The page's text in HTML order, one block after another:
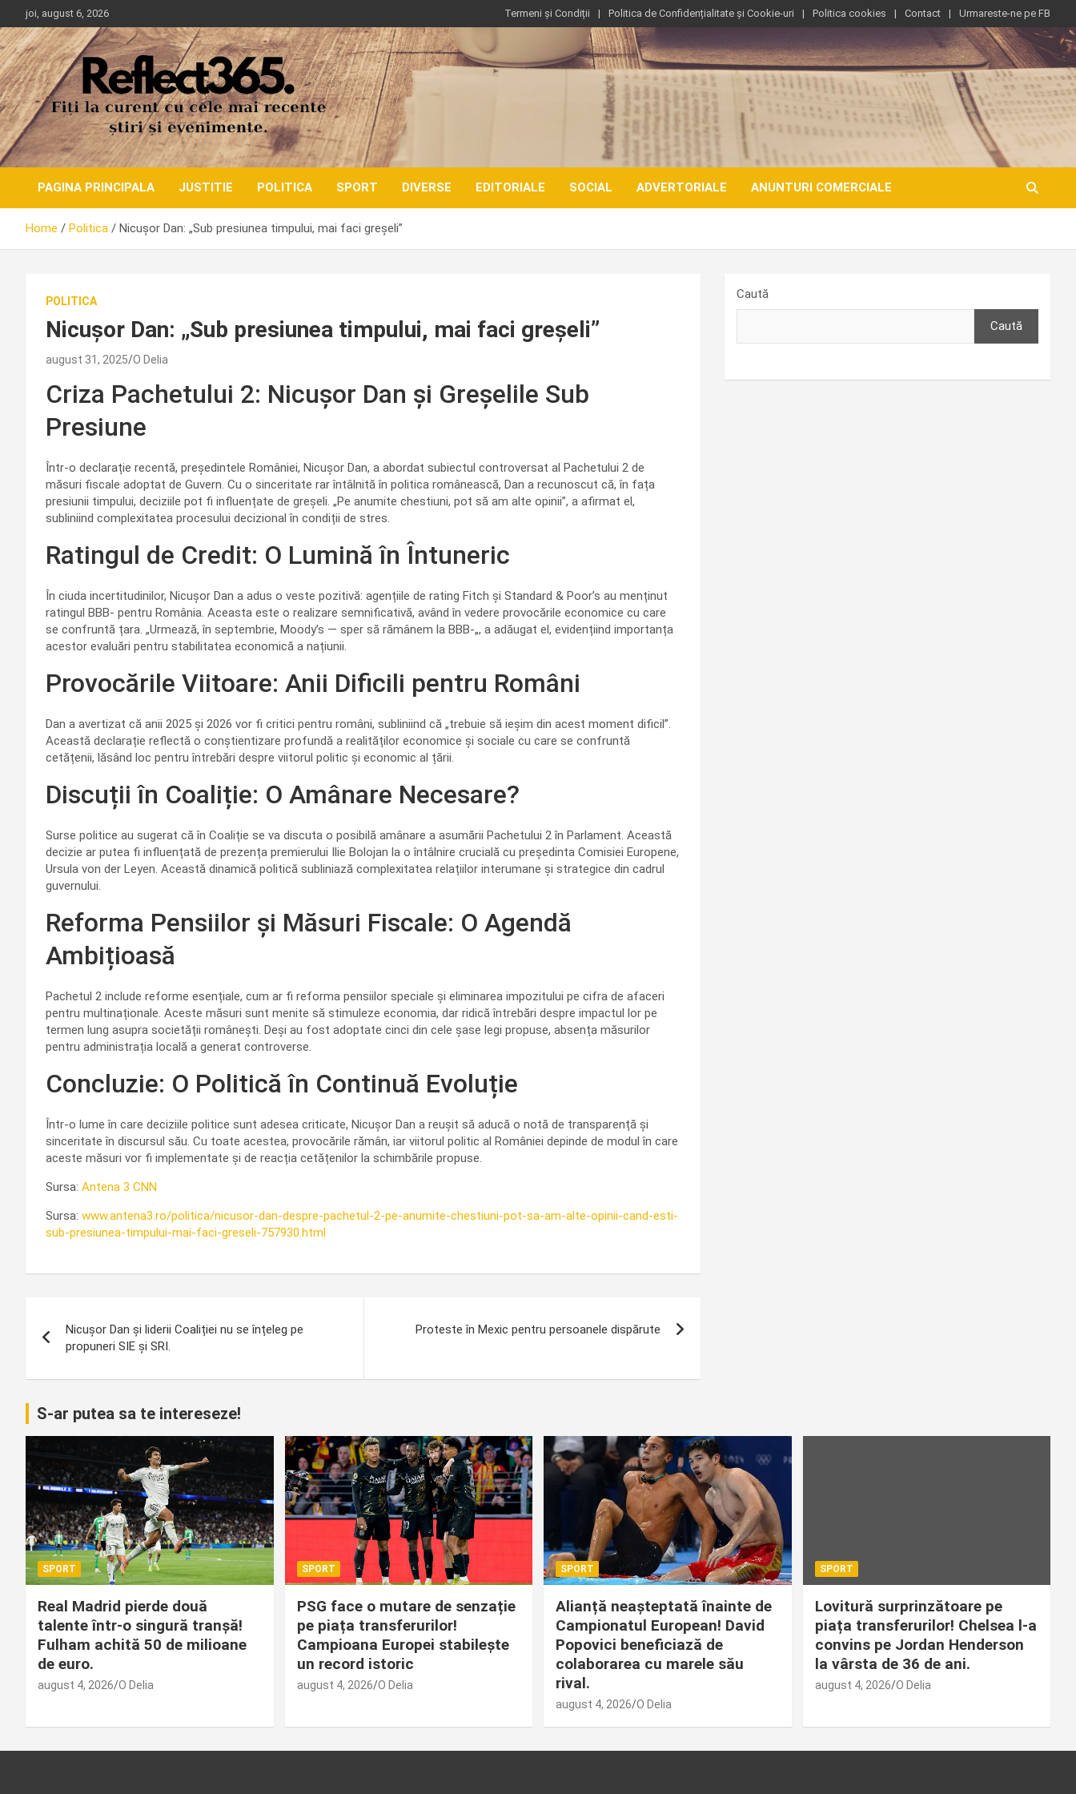
to
content
joi, august 6, 2026 Termeni și Condiții Politica de Confidențialitate și Cookie-uri Politica cookies Contact Urmareste-ne pe FB
PAGINA PRINCIPALA JUSTITIE POLITICA SPORT DIVERSE EDITORIALE SOCIAL ADVERTORIALE ANUNTURI COMERCIALE
Home Politica Nicuşor Dan: „Sub presiunea timpului, mai faci greşeli”
POLITICA
Nicuşor Dan: „Sub presiunea timpului, mai faci greşeli”
august 31, 2025 O Delia
Criza Pachetului 2: Nicușor Dan și Greșelile Sub
Presiune
Într-o declarație recentă, președintele României, Nicușor Dan, a abordat subiectul controversat al Pachetului 2 de
măsuri fiscale adoptat de Guvern. Cu o sinceritate rar întâlnită în politica românească, Dan a recunoscut că, în fața
presiunii timpului, deciziile pot fi influențate de greșeli. „Pe anumite chestiuni, pot să am alte opinii”, a afirmat el,
subliniind complexitatea procesului decizional în condiții de stres.
Ratingul de Credit: O Lumină în Întuneric
În ciuda incertitudinilor, Nicușor Dan a adus o veste pozitivă: agențiile de rating Fitch și Standard & Poor’s au menținut
ratingul BBB- pentru România. Aceasta este o realizare semnificativă, având în vedere provocările economice cu care
se confruntă țara. „Urmează, în septembrie, Moody’s — sper să rămânem la BBB-„, a adăugat el, evidențiind importanța
acestor evaluări pentru stabilitatea economică a națiunii.
Provocările Viitoare: Anii Dificili pentru Români
Dan a avertizat că anii 2025 și 2026 vor fi critici pentru români, subliniind că „trebuie să ieșim din acest moment dificil”.
Această declarație reflectă o conștientizare profundă a realităților economice și sociale cu care se confruntă
cetățenii, lăsând loc pentru întrebări despre viitorul politic și economic al țării.
Discuții în Coaliție: O Amânare Necesare?
Surse politice au sugerat că în Coaliție se va discuta o posibilă amânare a asumării Pachetului 2 în Parlament. Această
decizie ar putea fi influențată de prezența premierului Ilie Bolojan la o întâlnire crucială cu președinta Comisiei Europene,
Ursula von der Leyen. Această dinamică politică subliniază complexitatea relațiilor interumane și strategice din cadrul
guvernului.
Reforma Pensiilor și Măsuri Fiscale: O Agendă
Ambițioasă
Pachetul 2 include reforme esențiale, cum ar fi reforma pensiilor speciale și eliminarea impozitului pe cifra de afaceri
pentru multinaționale. Aceste măsuri sunt menite să stimuleze economia, dar ridică întrebări despre impactul lor pe
termen lung asupra societății românești. Deși au fost adoptate cinci din cele șase legi propuse, absența măsurilor
pentru administrația locală a generat controverse.
Concluzie: O Politică în Continuă Evoluție
Într-o lume în care deciziile politice sunt adesea criticate, Nicușor Dan a reușit să aducă o notă de transparență și
sinceritate în discursul său. Cu toate acestea, provocările rămân, iar viitorul politic al României depinde de modul în care
aceste măsuri vor fi implementate și de reacția cetățenilor la schimbările propuse.
Sursa: Antena 3 CNN
Sursa: www.antena3.ro/politica/nicusor-dan-despre-pachetul-2-pe-anumite-chestiuni-pot-sa-am-alte-opinii-cand-esti-
sub-presiunea-timpului-mai-faci-greseli-757930.html
în
articole
Nicușor Dan și liderii Coaliției nu se înțeleg pe
propuneri SIE și SRI.
Proteste în Mexic pentru persoanele dispărute
Caută
Caută
S-ar putea sa te intereseze!
SPORT
Real Madrid pierde două
talente într-o singură tranșă!
Fulham achită 50 de milioane
de euro.
august 4, 2026 O Delia
SPORT
PSG face o mutare de senzație
pe piața transferurilor!
Campioana Europei stabilește
un record istoric
august 4, 2026 O Delia
SPORT
Alianță neașteptată înainte de
Campionatul European! David
Popovici beneficiază de
colaborarea cu marele său
rival.
august 4, 2026 O Delia
SPORT
Lovitură surprinzătoare pe
piața transferurilor! Chelsea l-a
convins pe Jordan Henderson
la vârsta de 36 de ani.
august 4, 2026 O Delia